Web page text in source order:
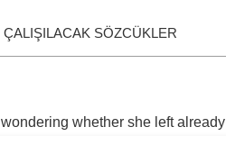
ÇALIŞILACAK SÖZCÜKLER
wondering whether she left already